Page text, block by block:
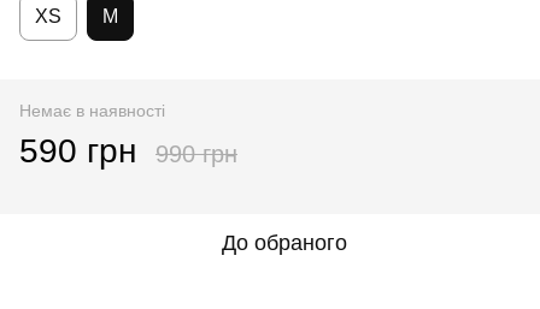
XS M
Немає в наявності
590 грн 990 грн
До обраного